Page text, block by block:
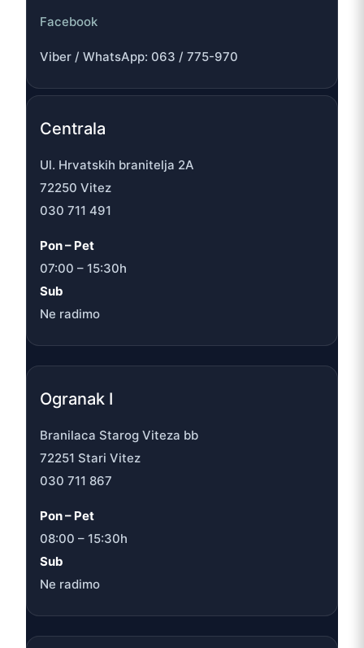
Facebook
Viber / WhatsApp: 063 / 775-970
Centrala
Ul. Hrvatskih branitelja 2A
72250 Vitez
030 711 491
Pon – Pet
07:00 – 15:30h
Sub
Ne radimo
Ogranak I
Branilaca Starog Viteza bb
72251 Stari Vitez
030 711 867
Pon – Pet
08:00 – 15:30h
Sub
Ne radimo